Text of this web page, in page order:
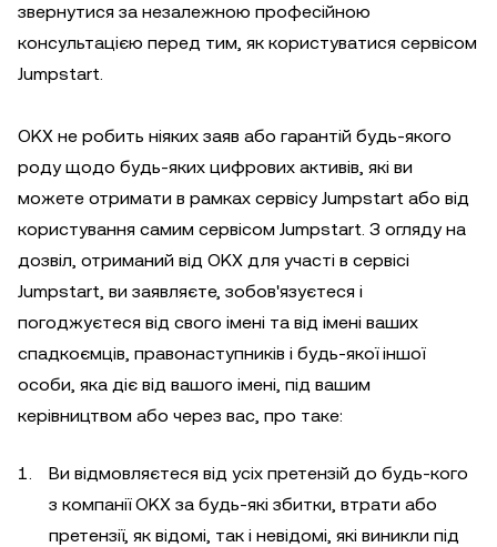
звернутися за незалежною професійною
консультацією перед тим, як користуватися сервісом
Jumpstart.
OKX не робить ніяких заяв або гарантій будь-якого
роду щодо будь-яких цифрових активів, які ви
можете отримати в рамках сервісу Jumpstart або від
користування самим сервісом Jumpstart. З огляду на
дозвіл, отриманий від OKX для участі в сервісі
Jumpstart, ви заявляєте, зобов'язуєтеся і
погоджуєтеся від свого імені та від імені ваших
спадкоємців, правонаступників і будь-якої іншої
особи, яка діє від вашого імені, під вашим
керівництвом або через вас, про таке:
Ви відмовляєтеся від усіх претензій до будь-кого
з компанії OKX за будь-які збитки, втрати або
претензії, як відомі, так і невідомі, які виникли під